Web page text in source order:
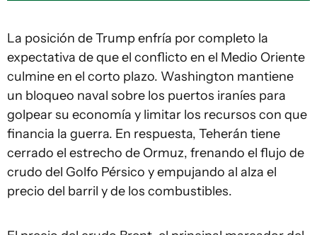
La posición de Trump enfría por completo la
expectativa de que el conflicto en el Medio Oriente
culmine en el corto plazo. Washington mantiene
un bloqueo naval sobre los puertos iraníes para
golpear su economía y limitar los recursos con que
financia la guerra. En respuesta, Teherán tiene
cerrado el estrecho de Ormuz, frenando el flujo de
crudo del Golfo Pérsico y empujando al alza el
precio del barril y de los combustibles.